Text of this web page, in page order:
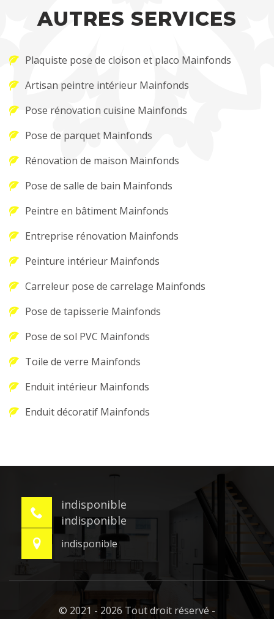
AUTRES SERVICES
Plaquiste pose de cloison et placo Mainfonds
Artisan peintre intérieur Mainfonds
Pose rénovation cuisine Mainfonds
Pose de parquet Mainfonds
Rénovation de maison Mainfonds
Pose de salle de bain Mainfonds
Peintre en bâtiment Mainfonds
Entreprise rénovation Mainfonds
Peinture intérieur Mainfonds
Carreleur pose de carrelage Mainfonds
Pose de tapisserie Mainfonds
Pose de sol PVC Mainfonds
Toile de verre Mainfonds
Enduit intérieur Mainfonds
Enduit décoratif Mainfonds
indisponible
indisponible
indisponible
© 2021 - 2026 Tout droit réservé -